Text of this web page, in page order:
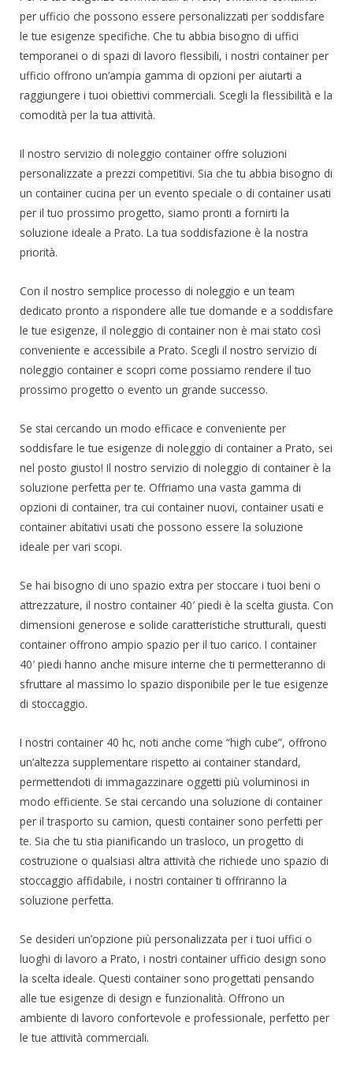
per ufficio che possono essere personalizzati per soddisfare
le tue esigenze specifiche. Che tu abbia bisogno di uffici
temporanei o di spazi di lavoro flessibili, i nostri container per
ufficio offrono un’ampia gamma di opzioni per aiutarti a
raggiungere i tuoi obiettivi commerciali. Scegli la flessibilità e la
comodità per la tua attività.
Il nostro servizio di noleggio container offre soluzioni
personalizzate a prezzi competitivi. Sia che tu abbia bisogno di
un container cucina per un evento speciale o di container usati
per il tuo prossimo progetto, siamo pronti a fornirti la
soluzione ideale a Prato. La tua soddisfazione è la nostra
priorità.
Con il nostro semplice processo di noleggio e un team
dedicato pronto a rispondere alle tue domande e a soddisfare
le tue esigenze, il noleggio di container non è mai stato così
conveniente e accessibile a Prato. Scegli il nostro servizio di
noleggio container e scopri come possiamo rendere il tuo
prossimo progetto o evento un grande successo.
Se stai cercando un modo efficace e conveniente per
soddisfare le tue esigenze di noleggio di container a Prato, sei
nel posto giusto! Il nostro servizio di noleggio di container è la
soluzione perfetta per te. Offriamo una vasta gamma di
opzioni di container, tra cui container nuovi, container usati e
container abitativi usati che possono essere la soluzione
ideale per vari scopi.
Se hai bisogno di uno spazio extra per stoccare i tuoi beni o
attrezzature, il nostro container 40′ piedi è la scelta giusta. Con
dimensioni generose e solide caratteristiche strutturali, questi
container offrono ampio spazio per il tuo carico. I container
40′ piedi hanno anche misure interne che ti permetteranno di
sfruttare al massimo lo spazio disponibile per le tue esigenze
di stoccaggio.
I nostri container 40 hc, noti anche come “high cube”, offrono
un’altezza supplementare rispetto ai container standard,
permettendoti di immagazzinare oggetti più voluminosi in
modo efficiente. Se stai cercando una soluzione di container
per il trasporto su camion, questi container sono perfetti per
te. Sia che tu stia pianificando un trasloco, un progetto di
costruzione o qualsiasi altra attività che richiede uno spazio di
stoccaggio affidabile, i nostri container ti offriranno la
soluzione perfetta.
Se desideri un’opzione più personalizzata per i tuoi uffici o
luoghi di lavoro a Prato, i nostri container ufficio design sono
la scelta ideale. Questi container sono progettati pensando
alle tue esigenze di design e funzionalità. Offrono un
ambiente di lavoro confortevole e professionale, perfetto per
le tue attività commerciali.